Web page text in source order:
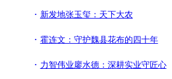
新发地张玉玺：天下大农
霍连文：守护魏县花布的四十年
力智伟业廖水德：深耕实业守匠心